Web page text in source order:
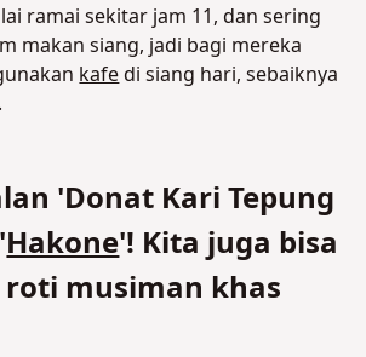
ramai sekitar jam 11, dan sering
makan siang, jadi bagi mereka
kafedi siang hari, sebaiknya
'Donat Kari Tepung
Hakone'! Kita juga bisa
musiman khas